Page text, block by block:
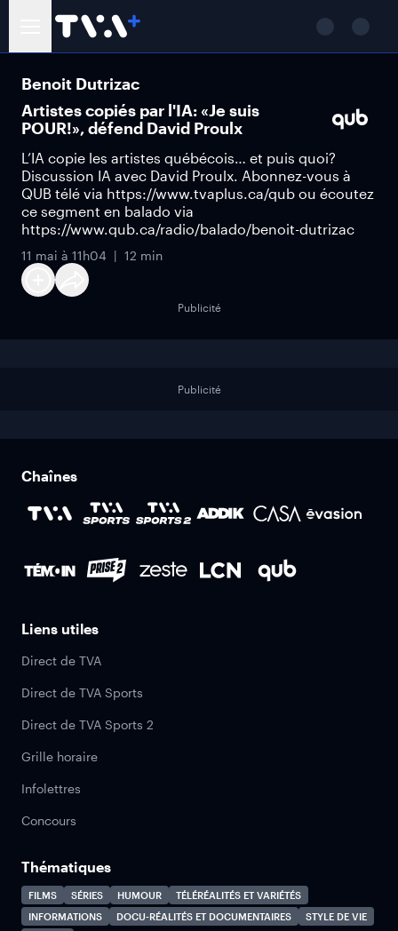
Benoit Dutrizac
Artistes copiés par l'IA: «Je suis
POUR!», défend David Proulx
L’IA copie les artistes québécois… et puis quoi?
Discussion IA avec David Proulx. Abonnez-vous à
QUB télé via https://www.tvaplus.ca/qub ou écoutez
ce segment en balado via
https://www.qub.ca/radio/balado/benoit-dutrizac
11 mai à 11h04 12 min
Publicité
Publicité
Chaînes
Liens utiles
Direct de TVA
Direct de TVA Sports
Direct de TVA Sports 2
Grille horaire
Infolettres
Concours
Thématiques
FILMS SÉRIES HUMOUR
TÉLÉRÉALITÉS ET VARIÉTÉS
INFORMATIONS
DOCU-RÉALITÉS ET DOCUMENTAIRES
STYLE DE VIE